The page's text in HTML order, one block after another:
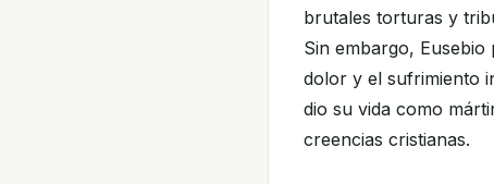
brutales torturas y
Sin embargo,
dolor y el sufrimiento
dio su vida como
creencias cristianas.